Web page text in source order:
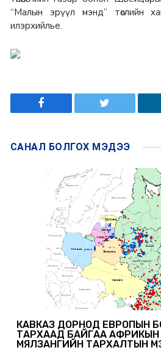
“Малын эрүүл мэнд” төслийн
илэрхийлье.
САНАЛ БОЛГОХ МЭДЭЭ
КАВКАЗ ДОРНОД ЕВРОПЫН
ТАРХААД БАЙГАА АФРИКЫН
МЯЛЗАНГИЙН ТАРХАЛТЫН